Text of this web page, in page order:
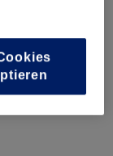
ab 35 €